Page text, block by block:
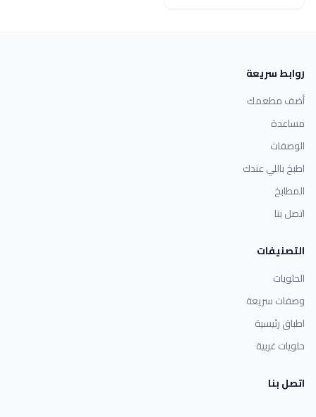
روابط سريعة
أضف مطعمك
مساعدة
الوصفات
اطبخ باللي عندك
المطابخ
اتصل بنا
التصنيفات
الحلويات
وصفات سريعة
اطباق رئيسية
حلويات غربية
اتصل بنا